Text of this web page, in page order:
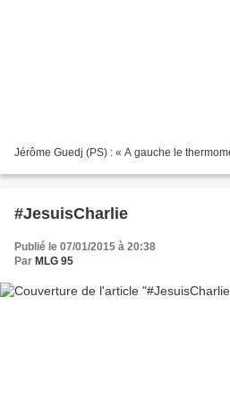
Jérôme Guedj (PS) : « A gauche le
#JesuisCharlie
Publié le 07/01/2015 à 20:38
Par MLG 95